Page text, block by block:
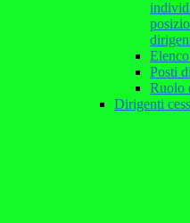
Posti
Ruolo
Dirigenti